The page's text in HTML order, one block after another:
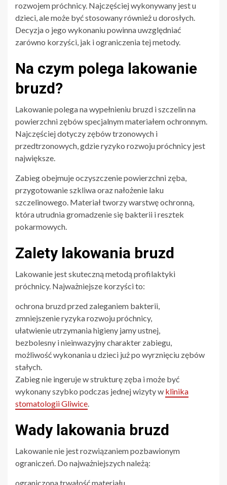
rozwojem próchnicy. Najczęściej wykonywany jest u
dzieci, ale może być stosowany również u dorosłych.
Decyzja o jego wykonaniu powinna uwzględniać
zarówno korzyści, jak i ograniczenia tej metody.
Na czym polega lakowanie
bruzd?
Lakowanie polega na wypełnieniu bruzd i szczelin na
powierzchni zębów specjalnym materiałem ochronnym.
Najczęściej dotyczy zębów trzonowych i
przedtrzonowych, gdzie ryzyko rozwoju próchnicy jest
największe.
Zabieg obejmuje oczyszczenie powierzchni zęba,
przygotowanie szkliwa oraz nałożenie laku
szczelinowego. Materiał tworzy warstwę ochronną,
która utrudnia gromadzenie się bakterii i resztek
pokarmowych.
Zalety lakowania bruzd
Lakowanie jest skuteczną metodą profilaktyki
próchnicy. Najważniejsze korzyści to:
ochrona bruzd przed zaleganiem bakterii,
zmniejszenie ryzyka rozwoju próchnicy,
ułatwienie utrzymania higieny jamy ustnej,
bezbolesny i nieinwazyjny charakter zabiegu,
możliwość wykonania u dzieci już po wyrznięciu zębów
stałych.
Zabieg nie ingeruje w strukturę zęba i może być
wykonany szybko podczas jednej wizyty w klinika
stomatologii Gliwice.
Wady lakowania bruzd
Lakowanie nie jest rozwiązaniem pozbawionym
ograniczeń. Do najważniejszych należą:
ograniczona trwałość materiału,